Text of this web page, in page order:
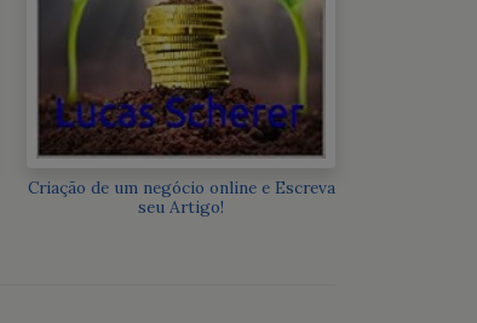
Criação de um negócio online e Escreva
seu Artigo!